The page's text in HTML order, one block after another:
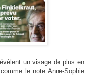
un visage de plus en
le note Anne-Sophie